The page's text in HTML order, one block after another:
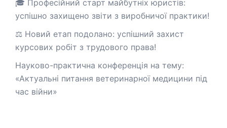
🎓 Професійний старт майбутніх юристів:
успішно захищено звіти з виробничої практики!
⚖️ Новий етап подолано: успішний захист
курсових робіт з трудового права!
Науково-практична конференція на тему:
«Актуальні питання ветеринарної медицини під
час війни»